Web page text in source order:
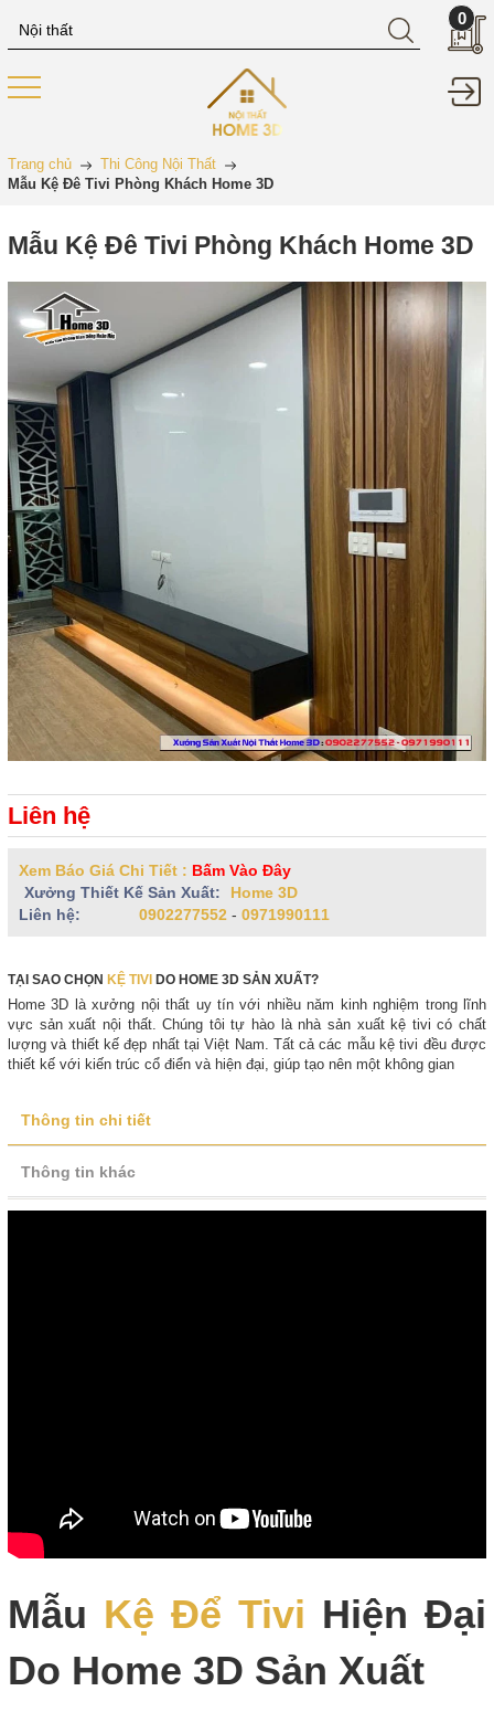
0
Trang chủ
Thi Công Nội Thất
Mẫu Kệ Đê Tivi Phòng Khách Home 3D
Mẫu Kệ Đê Tivi Phòng Khách Home 3D
Liên hệ
Xem Báo Giá Chi Tiết : Bấm Vào Đây
Xưởng Thiết Kế Sản Xuất:
Home 3D
Liên hệ:
0902277552 - 0971990111
TẠI SAO CHỌN KỆ TIVI DO HOME 3D SẢN XUẤT?
Home 3D là xưởng nội thất uy tín với nhiều năm kinh nghiệm trong lĩnh
vực sản xuất nội thất. Chúng tôi tự hào là nhà sản xuất kệ tivi có chất
lượng và thiết kế đẹp nhất tại Việt Nam. Tất cả các mẫu kệ tivi đều được
thiết kế với kiến trúc cổ điển và hiện đại, giúp tạo nên một không gian
Thông tin chi tiết
Thông tin khác
Mẫu Kệ Để Tivi Hiện Đại
Do Home 3D Sản Xuất